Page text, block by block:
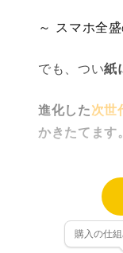
～ スマホ全
でも、つい紙
進化した次世
かきたてます。
購入の仕